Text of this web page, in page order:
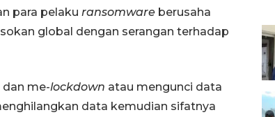
para pelaku ransomware berusaha
global dengan serangan terhadap
me-lockdown atau mengunci data
data kemudian sifatnya